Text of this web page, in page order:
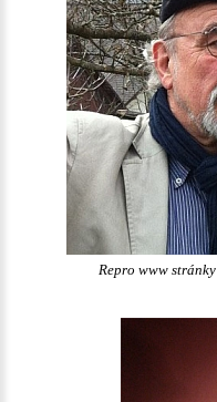
Repro www stránky